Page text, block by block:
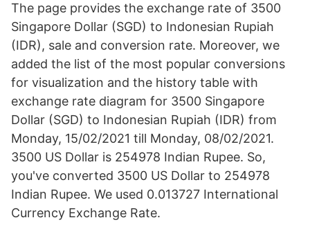
The page provides the exchange rate of 3500
Singapore Dollar (SGD) to Indonesian Rupiah
(IDR), sale and conversion rate. Moreover, we
added the list of the most popular conversions
for visualization and the history table with
exchange rate diagram for 3500 Singapore
Dollar (SGD) to Indonesian Rupiah (IDR) from
Monday, 15/02/2021 till Monday, 08/02/2021.
3500 US Dollar is 254978 Indian Rupee. So,
you've converted 3500 US Dollar to 254978
Indian Rupee. We used 0.013727 International
Currency Exchange Rate.